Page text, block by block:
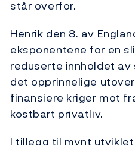
står overfor.
Henrik den 8. av
eksponentene for en
reduserte innholdet av
det opprinnelige
finansiere kriger mot
kostbart privatliv.